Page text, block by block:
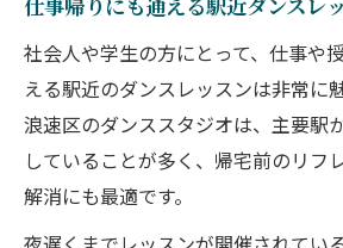
仕事帰りにも通える駅近ダンスレ
社会人や学生の方にとって、仕事や
える駅近のダンスレッスンは非常に
浪速区のダンススタジオは、主要駅
していることが多く、帰宅前のリフ
解消にも最適です。